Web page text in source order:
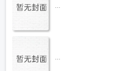
...
...